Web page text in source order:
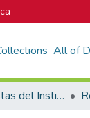
All of
Portal de Revistas del Instituto Tecnológico de Costa Rica